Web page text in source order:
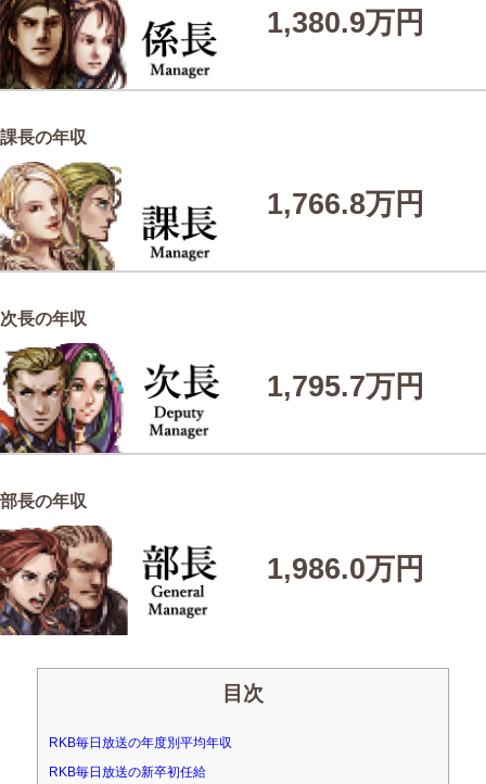
1,380.9万円
課長の年収
1,766.8万円
次長の年収
1,795.7万円
部長の年収
1,986.0万円
目次
RKB毎日放送の年度別平均年収
RKB毎日放送の新卒初任給